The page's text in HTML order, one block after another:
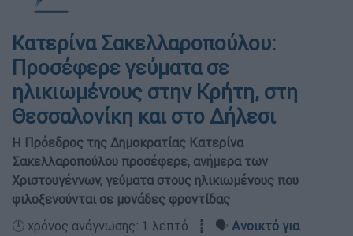
Κατερίνα Σακελλαροπούλου:
Προσέφερε γεύματα σε
ηλικιωμένους στην Κρήτη, στη
Θεσσαλονίκη και στο Δήλεσι
H Πρόεδρος της Δημοκρατίας Κατερίνα
Σακελλαροπούλου προσέφερε, ανήμερα των
Χριστουγέννων, γεύματα στους ηλικιωμένους που
φιλοξενούνται σε μονάδες φροντίδας
🕛 χρόνος ανάγνωσης: 1 λεπτό ┋ 🗣️ Ανοικτό για